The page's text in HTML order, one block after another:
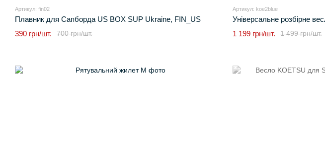
Артикул: fin02
Плавник для Cапборда US BOX SUP Ukraine, FIN_US
700 грн/шт.
390 грн/шт.
Артикул: koe2blue
Універсальне розбірне
1 499 грн/шт.
1 199 грн/шт.